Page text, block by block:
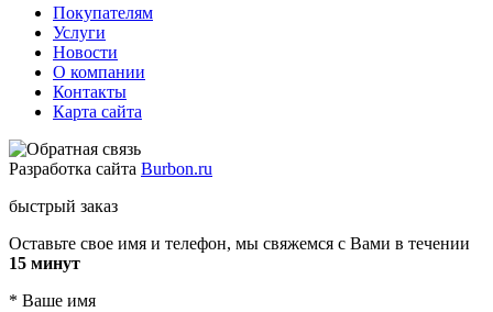
Покупателям
Услуги
Новости
О компании
Контакты
Карта сайта
Разработка сайта Burbon.ru
быстрый заказ
Оставьте свое имя и телефон, мы свяжемся с Вами в течении
15 минут
* Ваше имя